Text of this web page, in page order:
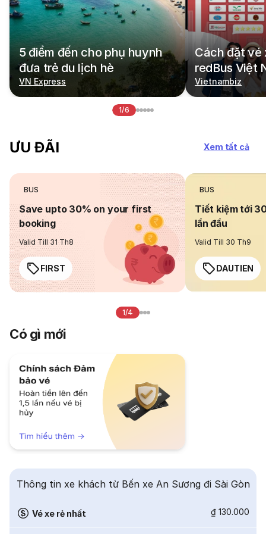
5 điểm đến cho phụ huynh
đưa trẻ du lịch hè
VN Express
Cách đặt vé
redBus Việt
Vietnambiz
1/6
ƯU ĐÃI Xem tất cả
BUS
Save upto 30% on your first
booking
Valid Till 31 Th8
FIRST
BUS
Tiết kiệm tới
lần đầu
Valid Till 30 Th9
DAUTIEN
1/4
Có gì mới
Thông tin xe khách từ Bến xe An Sương đi Sài Gòn
Vé xe rẻ nhất ₫ 130.000